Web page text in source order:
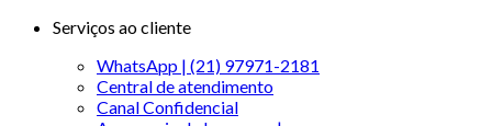
Serviços ao cliente
WhatsApp | (21) 97971-2181
Central de atendimento
Canal Confidencial